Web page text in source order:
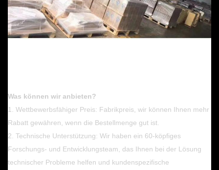
Was können wir anbieten?
1. Wettbewerbsfähiger Preis: Fabrikpreis, wir können Ihnen mehr
Rabatt gewähren, wenn die Bestellmenge gut ist.
2. Technische Unterstützung: Wir haben ein 60-köpfiges
Forschungs- und Entwicklungsteam, das Ihnen bei der Lösung
technischer Probleme helfen und kundenspezifische